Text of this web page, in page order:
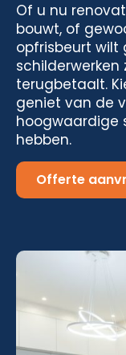
Of u nu
bouwt, of
opfrisbeurt wilt
schilderwerken
terugbetaalt.
geniet van de
hoogwaardige
hebben.
Offerte